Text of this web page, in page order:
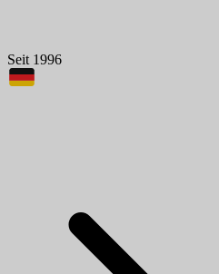
Seit 1996